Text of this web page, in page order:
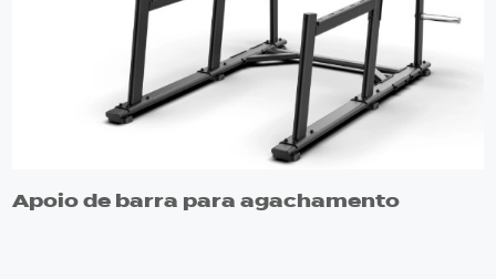
Apoio de barra para agachamento